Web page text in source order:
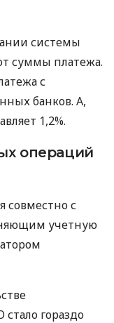
системы
суммы платежа.
с
банков. А,
1,2%.
операций
совместно с
учетную
гораздо